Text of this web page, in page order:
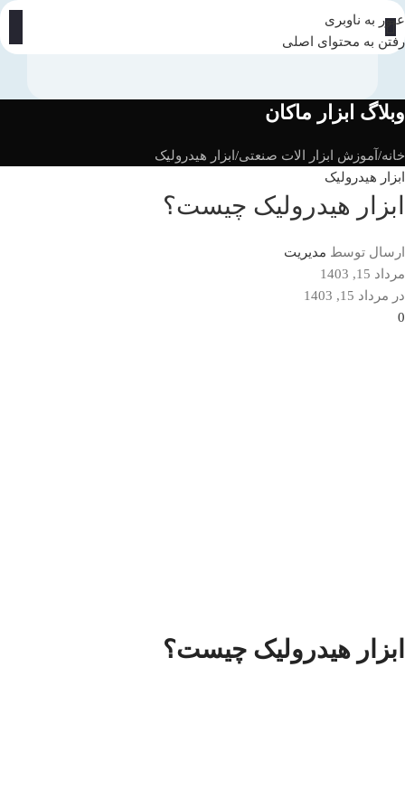
عبور به ناوبری
رفتن به محتوای اصلی
وبلاگ ابزار ماکان
خانه آموزش ابزار الات صنعتی
ابزار هیدرولیک
ابزار هیدرولیک
ابزار هیدرولیک چیست؟
ارسال توسط مدیریت
مرداد 15, 1403
در مرداد 15, 1403
0
ابزار هیدرولیک چیست؟